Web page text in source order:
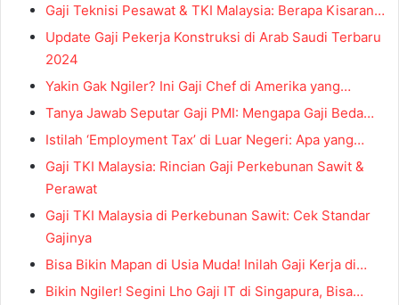
Gaji Teknisi Pesawat & TKI Malaysia: Berapa Kisaran…
Update Gaji Pekerja Konstruksi di Arab Saudi Terbaru
2024
Yakin Gak Ngiler? Ini Gaji Chef di Amerika yang…
Tanya Jawab Seputar Gaji PMI: Mengapa Gaji Beda…
Istilah ‘Employment Tax’ di Luar Negeri: Apa yang…
Gaji TKI Malaysia: Rincian Gaji Perkebunan Sawit &
Perawat
Gaji TKI Malaysia di Perkebunan Sawit: Cek Standar
Gajinya
Bisa Bikin Mapan di Usia Muda! Inilah Gaji Kerja di…
Bikin Ngiler! Segini Lho Gaji IT di Singapura, Bisa…